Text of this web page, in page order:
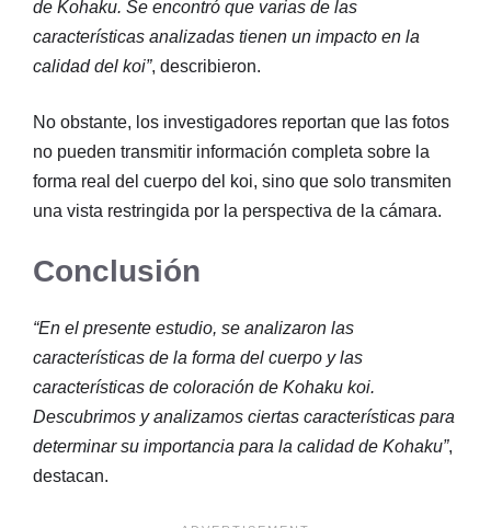
de Kohaku. Se encontró que varias de las
características analizadas tienen un impacto en la
calidad del koi”, describieron.
No obstante, los investigadores reportan que las fotos
no pueden transmitir información completa sobre la
forma real del cuerpo del koi, sino que solo transmiten
una vista restringida por la perspectiva de la cámara.
Conclusión
“En el presente estudio, se analizaron las
características de la forma del cuerpo y las
características de coloración de Kohaku koi.
Descubrimos y analizamos ciertas características para
determinar su importancia para la calidad de Kohaku”,
destacan.